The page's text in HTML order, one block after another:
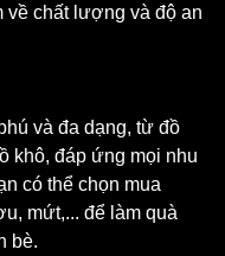
về chất lượng và độ an
và đa dạng, từ đồ
khô, đáp ứng mọi nhu
có thể chọn mua
mứt,... để làm quà
bè.